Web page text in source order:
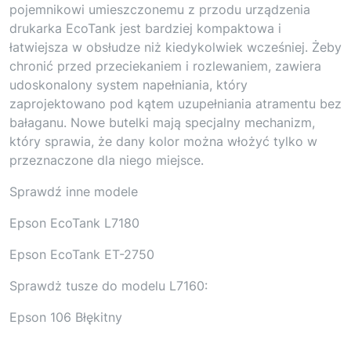
pojemnikowi umieszczonemu z przodu urządzenia
drukarka EcoTank jest bardziej kompaktowa i
łatwiejsza w obsłudze niż kiedykolwiek wcześniej. Żeby
chronić przed przeciekaniem i rozlewaniem, zawiera
udoskonalony system napełniania, który
zaprojektowano pod kątem uzupełniania atramentu bez
bałaganu. Nowe butelki mają specjalny mechanizm,
który sprawia, że dany kolor można włożyć tylko w
przeznaczone dla niego miejsce.
Sprawdź inne modele
Epson EcoTank L7180
Epson EcoTank ET-2750
Sprawdż tusze do modelu L7160:
Epson 106 Błękitny